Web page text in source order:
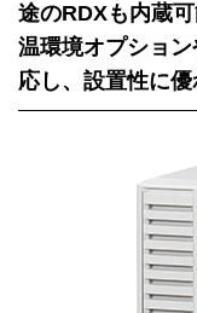
途のRDXも内蔵
温環境オプショ
応し、設置性に